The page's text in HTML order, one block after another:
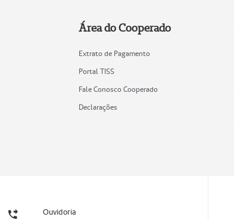
Área do Cooperado
Extrato de Pagamento
Portal TISS
Fale Conosco Cooperado
Declarações
Ouvidoria